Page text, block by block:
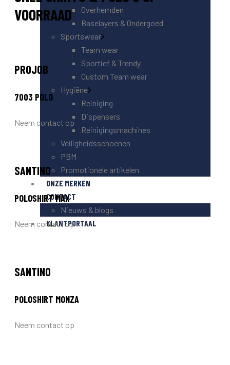
Overhemden
Baselayers & Ondergoed
Sportswear
Team wear
Sportief & Trendy
Custom Team wear
Hygiëne
Reiniging
Dispensers
Reinigingsmachines
Veiligheidsschoenen
PBM
Promotionele artikelen
ONZE MERKEN
CONTACT
Nieuws & blogs
KLANTPORTAAL
VOORRAAD
PROJOB
7003 POLO
Neem contact op
SANTINO
POLOSHIRT MAX
Neem contact op
SANTINO
POLOSHIRT MONZA
Neem contact op